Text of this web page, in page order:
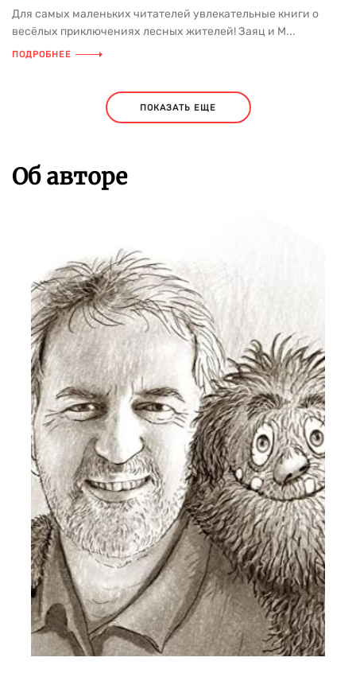
Для самых маленьких читателей увлекательные книги о
весёлых приключениях лесных жителей! Заяц и М...
ПОДРОБНЕЕ
ПОКАЗАТЬ ЕЩЕ
Об авторе